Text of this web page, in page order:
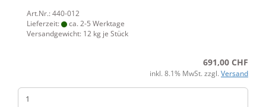
Art.Nr.: 440-012
Lieferzeit:
ca. 2-5 Werktage
Versandgewicht: 12 kg je Stück
691,00 CHF
inkl. 8.1% MwSt. zzgl. Versand